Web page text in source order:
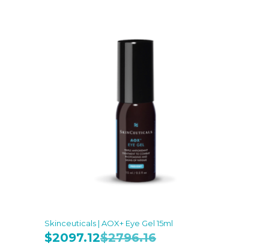
Skinceuticals | AOX+ Eye Gel 15ml
$2097.12$2796.16